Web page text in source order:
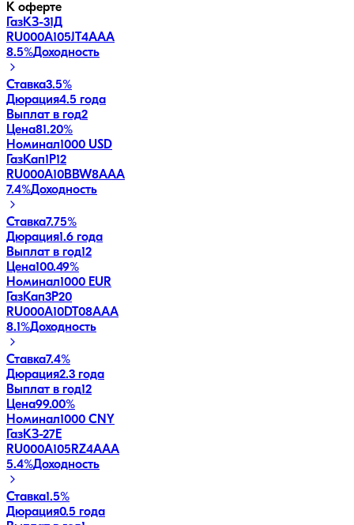
К оферте
ГазКЗ-31Д
RU000A105JT4AAA
8.5%Доходность
Ставка3.5%
Дюрация4.5 года
Выплат в год2
Цена81.20%
Номинал1000 USD
ГазКап1P12
RU000A10BBW8AAA
7.4%Доходность
Ставка7.75%
Дюрация1.6 года
Выплат в год12
Цена100.49%
Номинал1000 EUR
ГазКап3P20
RU000A10DT08AAA
8.1%Доходность
Ставка7.4%
Дюрация2.3 года
Выплат в год12
Цена99.00%
Номинал1000 CNY
ГазКЗ-27Е
RU000A105RZ4AAA
5.4%Доходность
Ставка1.5%
Дюрация0.5 года